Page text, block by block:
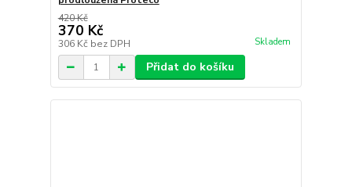
420 Kč
370 Kč
306 Kč bez DPH Skladem
Přidat do košíku